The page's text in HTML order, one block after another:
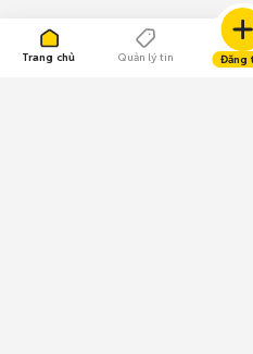
Trang chủ Quản lý tin Đăng